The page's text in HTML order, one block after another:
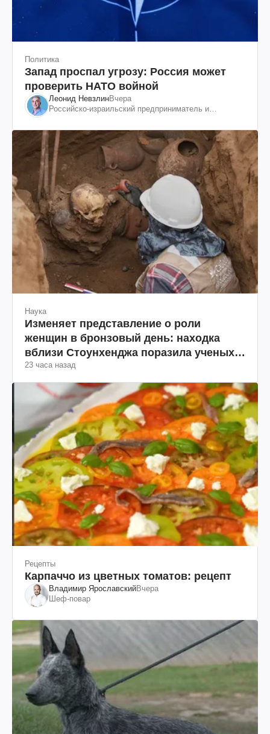
Политика
Запад проспал угрозу: Россия может
проверить НАТО войной
Леонид НевзлинВчера
Российско-израильский предприниматель и
"ЮКОСа"
Наука
Изменяет представление о роли
женщин в бронзовый день: находка
вблизи Стоунхенджа поразила ученых
(фото)
23 часа назад
Рецепты
Карпаччо из цветных томатов: рецепт
Владимир ЯрославскийВчера
Шеф-повар